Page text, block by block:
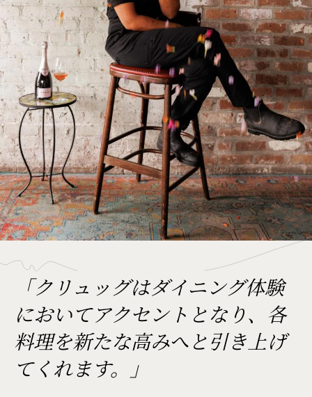
「クリュッグはダイニング体験
においてアクセントとなり、各
料理を新たな高みへと引き上げ
てくれます。」